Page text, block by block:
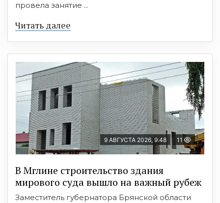
провела занятие ...
Читать далее
9 АВГУСТА 2026, 9:48 11
В Мглине строительство здания
мирового суда вышло на важный рубеж
Заместитель губернатора Брянской области